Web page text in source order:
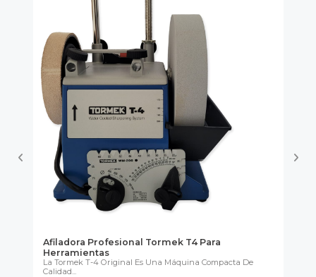
Afiladora Profesional Tormek T4 Para
Herramientas
La Tormek T-4 Original Es Una Máquina Compacta De
Calidad...